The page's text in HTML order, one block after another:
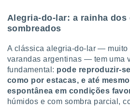
estudos
e
de
1199
Alegria-do-lar: a rainha dos
sombreados
A clássica alegria-do-lar — muito
varandas argentinas — tem uma
fundamental: pode reproduzir-
como por estacas, e até
espontânea em condições
húmidos e com sombra parcial,